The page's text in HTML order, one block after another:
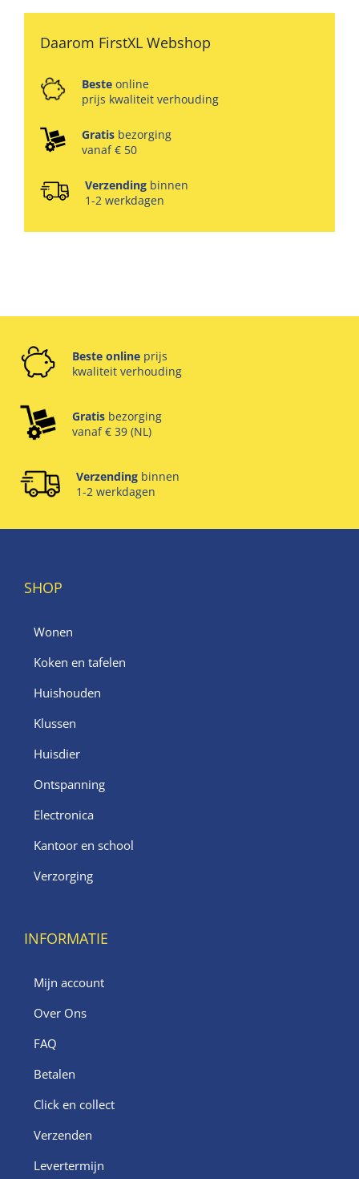
Daarom FirstXL Webshop
Beste online
prijs kwaliteit verhouding
Gratis bezorging
vanaf € 50
Verzendingbinnen
1-2 werkdagen
Beste online prijs
kwaliteit verhouding
Gratis bezorging
vanaf € 39 (NL)
Verzending binnen
1-2 werkdagen
SHOP
Wonen
Koken en tafelen
Huishouden
Klussen
Huisdier
Ontspanning
Electronica
Kantoor en school
Verzorging
INFORMATIE
Mijn account
Over Ons
FAQ
Betalen
Click en collect
Verzenden
Levertermijn